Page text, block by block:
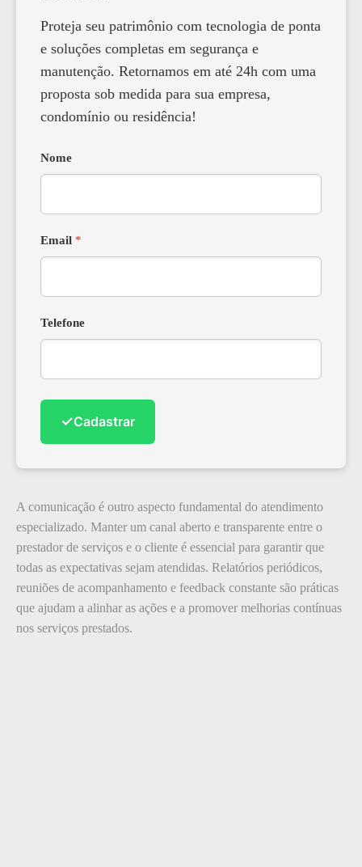
Proteja seu patrimônio com tecnologia de ponta
e soluções completas em segurança e
manutenção. Retornamos em até 24h com uma
proposta sob medida para sua empresa,
condomínio ou residência!
Nome
Email *
Telefone
✓Cadastrar
A comunicação é outro aspecto fundamental do atendimento
especializado. Manter um canal aberto e transparente entre o
prestador de serviços e o cliente é essencial para garantir que
todas as expectativas sejam atendidas. Relatórios periódicos,
reuniões de acompanhamento e feedback constante são práticas
que ajudam a alinhar as ações e a promover melhorias contínuas
nos serviços prestados.